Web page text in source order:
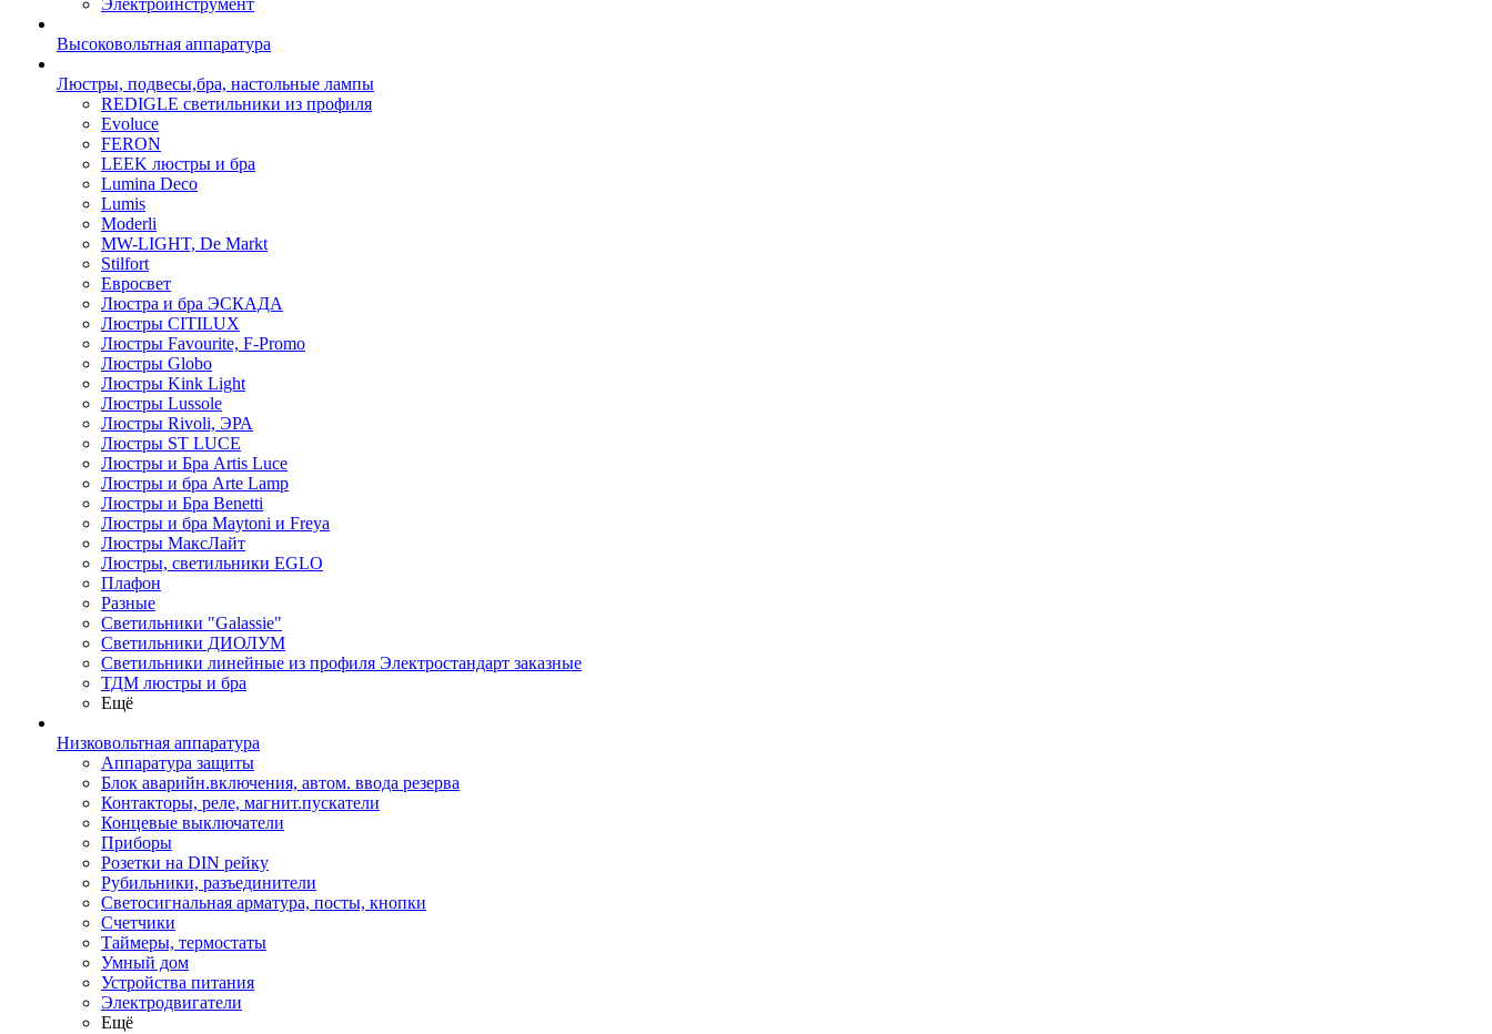
Электроинструмент
Высоковольтная аппаратура
Люстры, подвесы,бра, настольные лампы
REDIGLE светильники из профиля
Evoluce
FERON
LEEK люстры и бра
Lumina Deco
Lumis
Moderli
MW-LIGHT, De Markt
Stilfort
Евросвет
Люстра и бра ЭСКАДА
Люстры CITILUX
Люстры Favourite, F-Promo
Люстры Globo
Люстры Kink Light
Люстры Lussole
Люстры Rivoli, ЭРА
Люстры ST LUCE
Люстры и Бра Artis Luce
Люстры и бра Arte Lamp
Люстры и Бра Benetti
Люстры и бра Maytoni и Freya
Люстры МаксЛайт
Люстры, светильники EGLO
Плафон
Разные
Светильники "Galassie"
Светильники ДИОЛУМ
Светильники линейные из профиля Электростандарт заказные
ТДМ люстры и бра
Ещё
Низковольтная аппаратура
Аппаратура защиты
Блок аварийн.включения, автом. ввода резерва
Контакторы, реле, магнит.пускатели
Концевые выключатели
Приборы
Розетки на DIN рейку
Рубильники, разъединители
Светосигнальная арматура, посты, кнопки
Счетчики
Таймеры, термостаты
Умный дом
Устройства питания
Электродвигатели
Ещё